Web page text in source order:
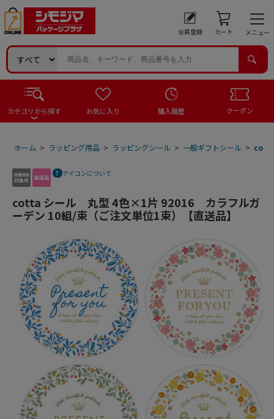
会員登録 カート メニュー
カテゴリから探す お気に入り 購入履歴 クーポン
ホーム > ラッピング用品 > ラッピングシール > 一般ギフトシール > cotta
アイコンについて
cotta シール 丸型 4色×1片 92016 カラフルガ
ーデン 10組/束（ご注文単位1束）【直送品】